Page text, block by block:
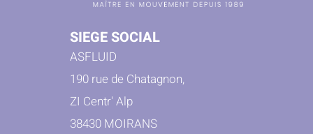
SIEGE SOCIAL
ASFLUID
190 rue de Chatagnon,
ZI Centr' Alp
38430 MOIRANS